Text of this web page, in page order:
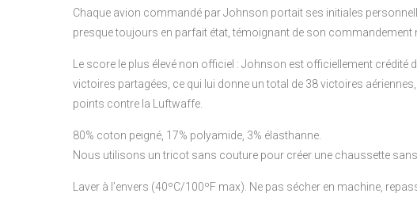
Chaque avion commandé par Johnson portait ses initiales
presque toujours en parfait état, témoignant de son commandement
Le score le plus élevé non officiel : Johnson est officiellement crédité
victoires partagées, ce qui lui donne un total de 38 victoires
points contre la Luftwaffe.
80% coton peigné, 17% polyamide, 3% élasthanne.
Nous utilisons un tricot sans couture pour créer une chaussette
Laver à l’envers (40ºC/100ºF max). Ne pas sécher en machine,